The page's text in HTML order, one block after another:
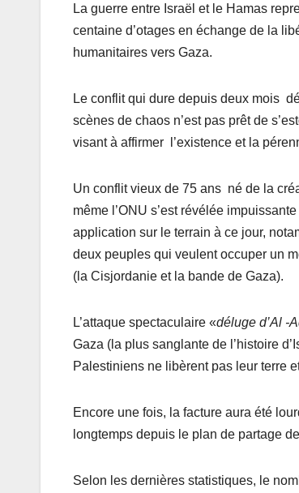
La guerre entre Israël et le Hamas
centaine d’otages en échange de la
humanitaires vers Gaza.
Le conflit qui dure depuis deux mois
scènes de chaos n’est pas prêt de
visant à affirmer l’existence et la
Un conflit vieux de 75 ans né de la
même l’ONU s’est révélée
application sur le terrain à ce jour,
deux peuples qui veulent occuper un
(la Cisjordanie et la bande de Gaza).
L’attaque spectaculaire «déluge d’Al -
Gaza (la plus sanglante de l’histoire
Palestiniens ne libèrent pas leur terre
Encore une fois, la facture aura été
longtemps depuis le plan de partage
Selon les dernières statistiques, le